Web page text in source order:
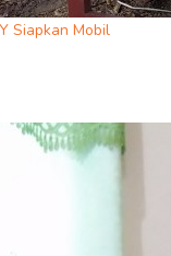
Siapkan Mobil